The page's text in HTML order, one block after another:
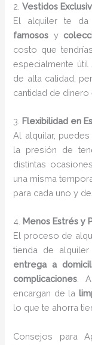
2.Vestidos
El alquiler te
famosos y
costo que
especialmente
de alta calidad,
cantidad de
3. Flexibilidad en
Al alquilar,
la presión de
distintas
una misma
para cada uno y
4. Menos Estrés y
El proceso de
tienda de
entrega a
complicaciones .
encargan de la
lo que te ahorra
Consejos para